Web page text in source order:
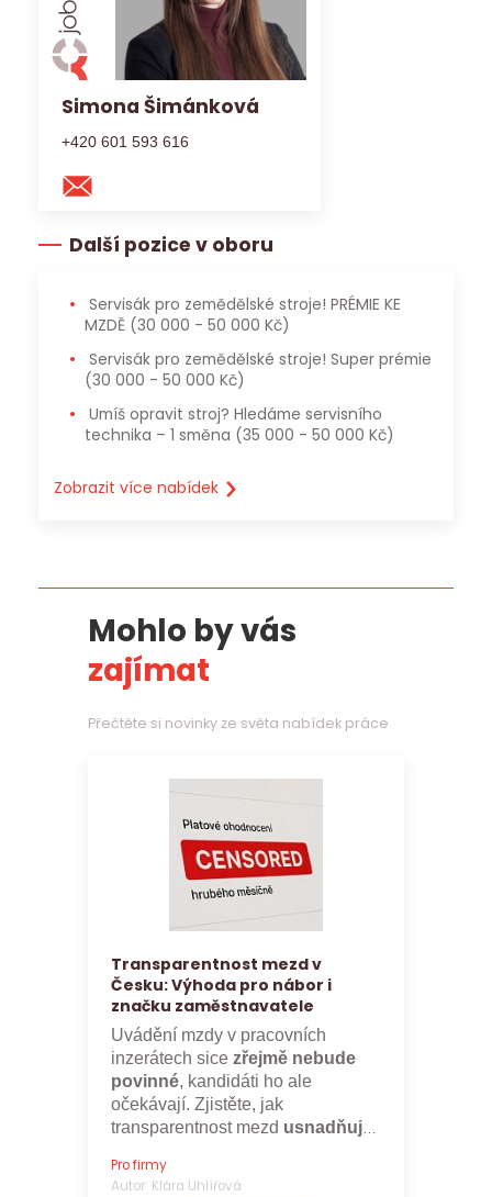
Simona Šimánková
+420 601 593 616
Další pozice v oboru
MZDĚ (30 000 - 50 000 Kč)
Servisák pro zemědělské stroje! Super prémie
(30 000 - 50 000 Kč)
technika – 1 směna (35 000 - 50 000 Kč)
Zobrazit více nabídek
Mohlo by vás
zajímat
Přečtěte si novinky ze světa nabídek práce
Transparentnost mezd v
Česku: Výhoda pro nábor i
značku zaměstnavatele
Uvádění mzdy v pracovních
inzerátech sice zřejmě nebude
povinné, kandidáti ho ale
očekávají. Zjistěte, jak
transparentnost mezd usnadňuje
zaměstnavatele.
Pro firmy
Autor: Klára Uhlířová